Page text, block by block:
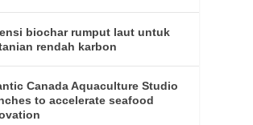
biochar rumput laut untuk
rendah karbon
Canada Aquaculture Studio
to accelerate seafood